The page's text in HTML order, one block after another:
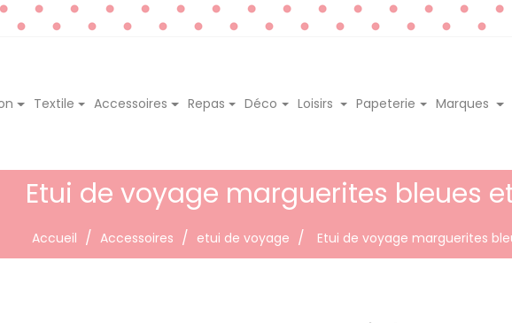
Textile Accessoires Repas Déco Loisirs Papeterie Marques
Etui de voyage marguerites bleues
Accueil Accessoires etui de voyage Etui de voyage marguerites